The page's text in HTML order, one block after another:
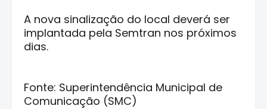
A nova sinalização do local deverá ser
implantada pela Semtran nos próximos
dias.
Fonte: Superintendência Municipal de
Comunicação (SMC)